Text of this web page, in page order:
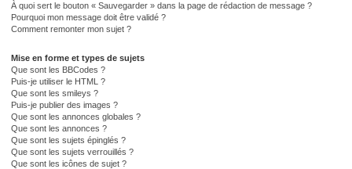
À quoi sert le bouton « Sauvegarder » dans la page de rédaction de message ?
Pourquoi mon message doit être validé ?
Comment remonter mon sujet ?
Mise en forme et types de sujets
Que sont les BBCodes ?
Puis-je utiliser le HTML ?
Que sont les smileys ?
Puis-je publier des images ?
Que sont les annonces globales ?
Que sont les annonces ?
Que sont les sujets épinglés ?
Que sont les sujets verrouillés ?
Que sont les icônes de sujet ?